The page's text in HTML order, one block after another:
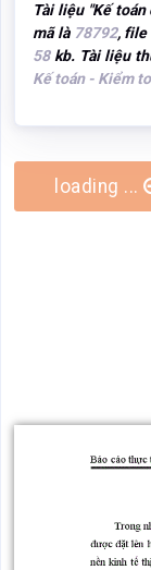
Tài liệu "Kế toán
mã là 78792, file
58kb. Tài liệu
Kế toán - Kiểm